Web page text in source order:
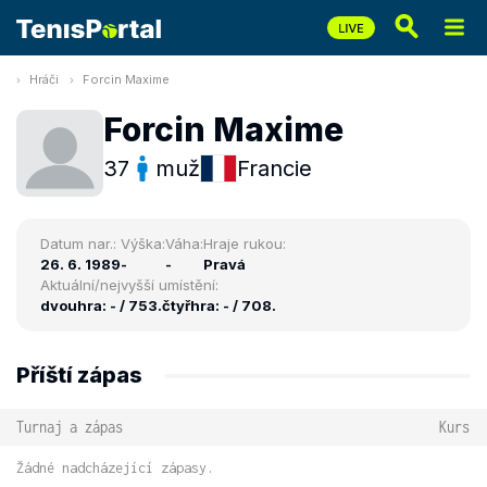
Hráči Forcin Maxime
Forcin Maxime
37 muž Francie
Datum nar.:
26. 6. 1989
Výška:
-
Váha:
-
Hraje rukou:
Pravá
Aktuální/nejvyšší umístění:
dvouhra: - / 753.čtyřhra: - / 708.
Příští zápas
Turnaj a zápas Kurs
Žádné nadcházející zápasy.